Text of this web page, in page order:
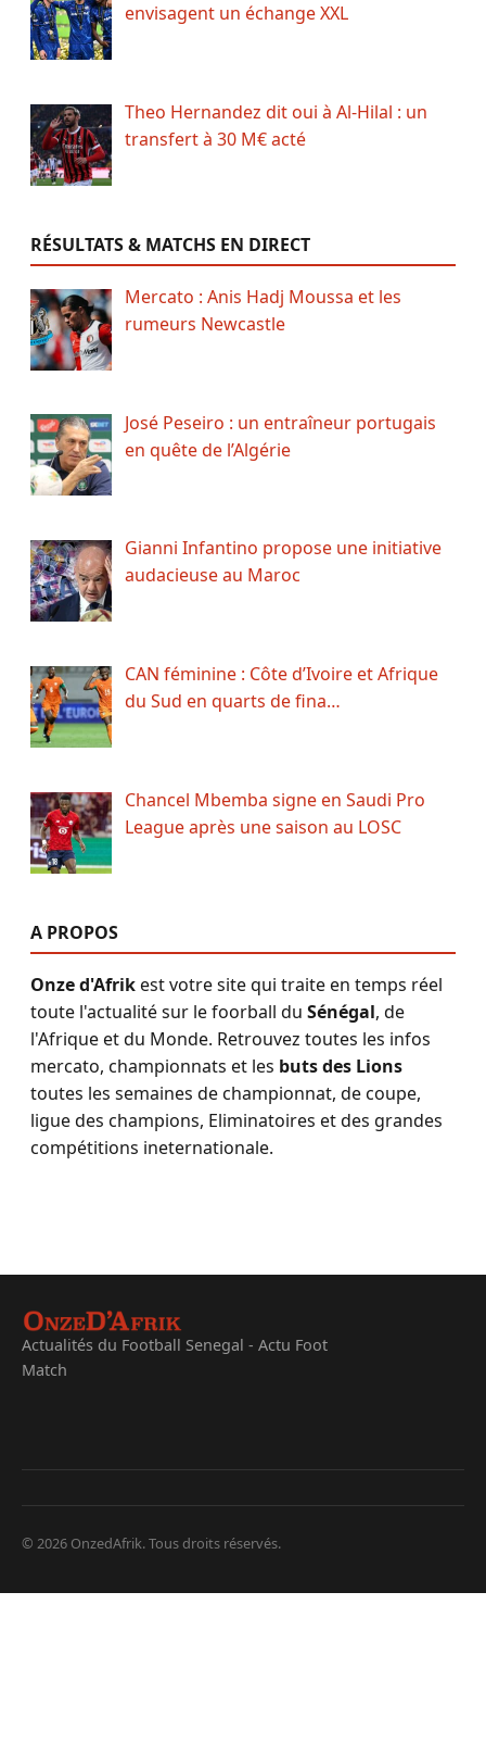
envisagent un échange XXL
Theo Hernandez dit oui à Al-Hilal : un
transfert à 30 M€ acté
RÉSULTATS & MATCHS EN DIRECT
Mercato : Anis Hadj Moussa et les
rumeurs Newcastle
José Peseiro : un entraîneur portugais
en quête de l’Algérie
Gianni Infantino propose une initiative
audacieuse au Maroc
CAN féminine : Côte d’Ivoire et Afrique
du Sud en quarts de fina…
Chancel Mbemba signe en Saudi Pro
League après une saison au LOSC
A PROPOS
Onze d'Afrikest votre site qui traite en temps réel
toute l'actualité sur le foorball du Sénégal, de
l'Afrique et du Monde. Retrouvez toutes les infos
mercato, championnats et les buts des Lions
toutes les semaines de championnat, de coupe,
ligue des champions, Eliminatoires et des grandes
compétitions ineternationale.
Actualités du Football Senegal - Actu Foot
Match
© 2026 OnzedAfrik. Tous droits réservés.